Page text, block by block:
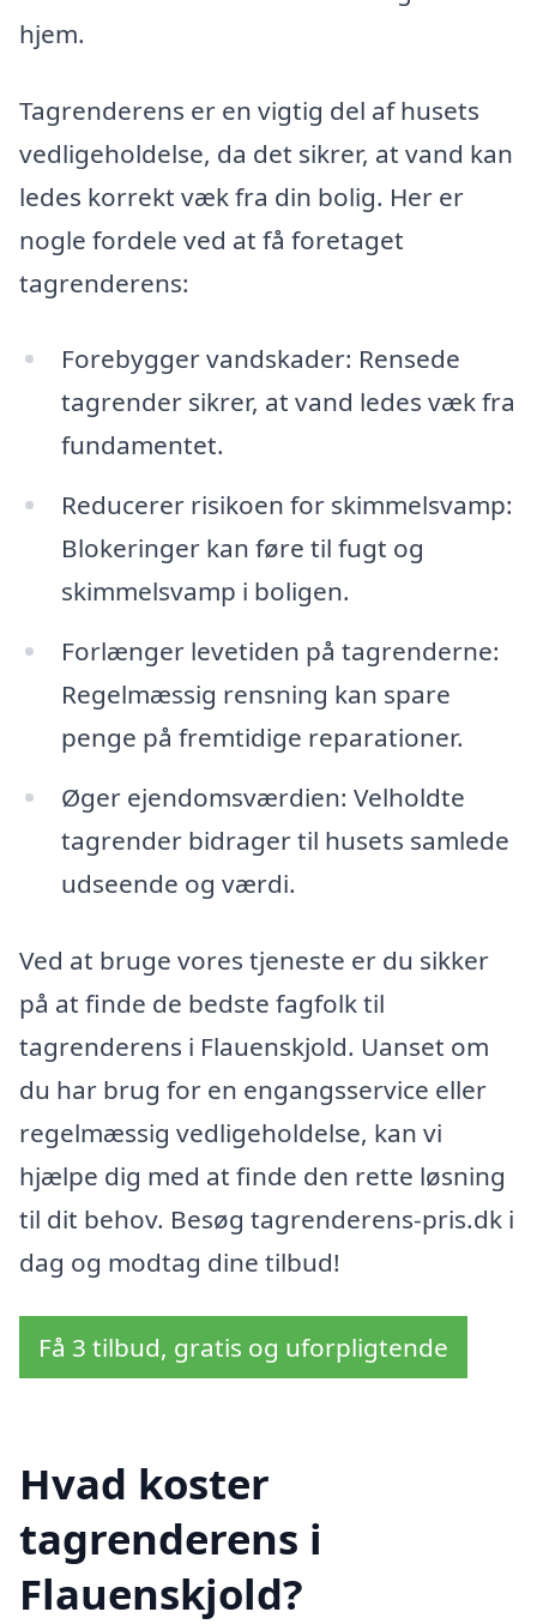
hjem.
Tagrenderens er en vigtig del af husets
vedligeholdelse, da det sikrer, at vand kan
ledes korrekt væk fra din bolig. Her er
nogle fordele ved at få foretaget
tagrenderens:
Forebygger vandskader: Rensede
tagrender sikrer, at vand ledes væk fra
fundamentet.
Reducerer risikoen for skimmelsvamp:
Blokeringer kan føre til fugt og
skimmelsvamp i boligen.
Forlænger levetiden på tagrenderne:
Regelmæssig rensning kan spare
penge på fremtidige reparationer.
Øger ejendomsværdien: Velholdte
tagrender bidrager til husets samlede
udseende og værdi.
Ved at bruge vores tjeneste er du sikker
på at finde de bedste fagfolk til
tagrenderens i Flauenskjold. Uanset om
du har brug for en engangsservice eller
regelmæssig vedligeholdelse, kan vi
hjælpe dig med at finde den rette løsning
til dit behov. Besøg tagrenderens-pris.dk i
dag og modtag dine tilbud!
Få 3 tilbud, gratis og uforpligtende
Hvad koster
tagrenderens i
Flauenskjold?